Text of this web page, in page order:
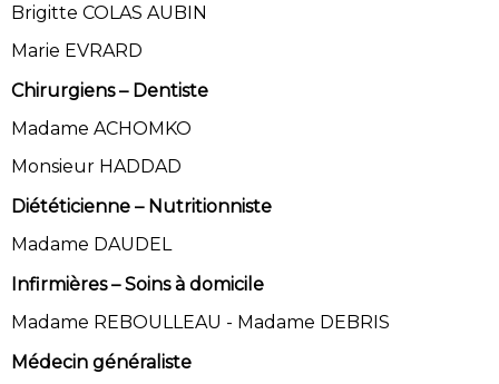
Brigitte COLAS AUBIN
Marie EVRARD
Chirurgiens – Dentiste
Madame ACHOMKO
Monsieur HADDAD
Diététicienne – Nutritionniste
Madame DAUDEL
Infirmières – Soins à domicile
Madame REBOULLEAU - Madame DEBRIS
Médecin généraliste